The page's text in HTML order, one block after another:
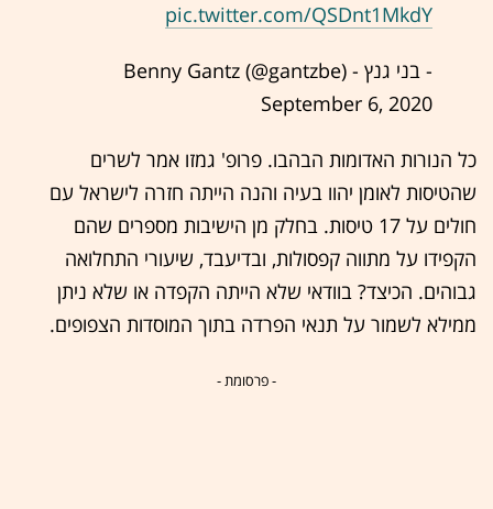
pic.twitter.com/QSDnt1MkdY
- בני גנץ - Benny Gantz (@gantzbe)
September 6, 2020
כל הנורות האדומות הבהבו. פרופ' גמזו אמר לשרים
שהטיסות לאומן יהוו בעיה והנה הייתה חזרה לישראל עם
חולים על 17 טיסות. בחלק מן הישיבות מספרים שהם
הקפידו על מתווה קפסולות, ובדיעבד, שיעורי התחלואה
גבוהים. הכיצד? בוודאי שלא הייתה הקפדה או שלא ניתן
ממילא לשמור על תנאי הפרדה בתוך המוסדות הצפופים.
- פרסומת -